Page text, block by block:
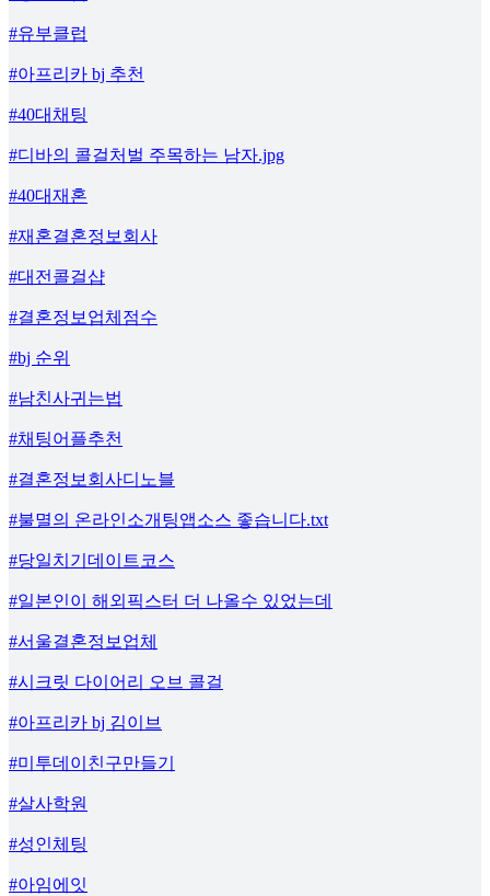
#유부클럽
#아프리카 bj 추천
#40대채팅
#디바의 콜걸처벌 주목하는 남자.jpg
#40대재혼
#재혼결혼정보회사
#대전콜걸샵
#결혼정보업체점수
#bj 순위
#남친사귀는법
#채팅어플추천
#결혼정보회사디노블
#불멸의 온라인소개팅앱소스 좋습니다.txt
#당일치기데이트코스
#일본인이 해외픽스터 더 나올수 있었는데
#서울결혼정보업체
#시크릿 다이어리 오브 콜걸
#아프리카 bj 김이브
#미투데이친구만들기
#살사학원
#성인체팅
#아임에잇